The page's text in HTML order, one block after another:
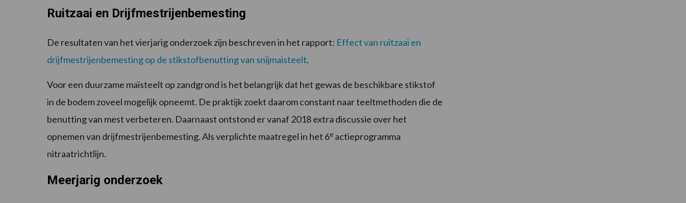
Ruitzaai en Drijfmestrijenbemesting
De resultaten van het vierjarig onderzoek zijn beschreven in het rapport: Effect van ruitzaai en
drijfmestrijenbemesting op de stikstofbenutting van snijmaisteelt.
Voor een duurzame maïsteelt op zandgrond is het belangrijk dat het gewas de beschikbare stikstof
in de bodem zoveel mogelijk opneemt. De praktijk zoekt daarom constant naar teeltmethoden die de
benutting van mest verbeteren. Daarnaast ontstond er vanaf 2018 extra discussie over het
opnemen van drijfmestrijenbemesting. Als verplichte maatregel in het 6e actieprogramma
nitraatrichtlijn.
Meerjarig onderzoek